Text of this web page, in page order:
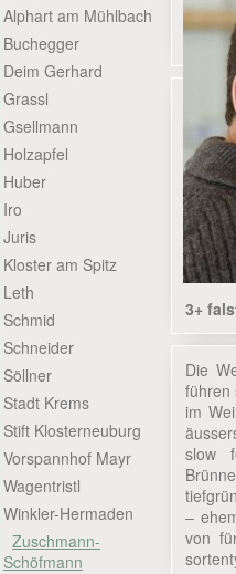
Alphart am Mühlbach
Buchegger
Deim Gerhard
Grassl
Gsellmann
Holzapfel
Huber
Iro
Juris
Kloster am Spitz
Leth
Schmid
Schneider
Söllner
Stadt Krems
Stift Klosterneuburg
Vorspannhof Mayr
Wagentristl
Winkler-Hermaden
Zuschmann-
Schöfmann
3+
Die
führen
im
slow
–
von